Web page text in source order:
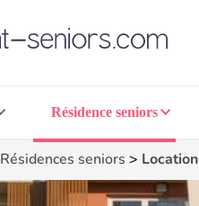
Résidence seniors
Résidences seniors > Location